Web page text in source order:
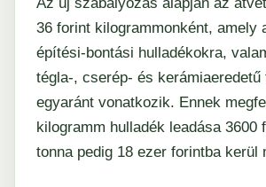
36 forint kilogrammonként, amely
építési-bontási hulladékokra,
tégla-, cserép- és kerámiaeredetű
egyaránt vonatkozik. Ennek
kilogramm hulladék leadása 3600
tonna pedig 18 ezer forintba kerül